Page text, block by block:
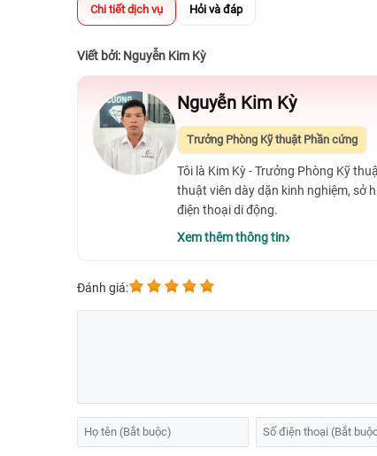
Chi tiết dịch vụ Hỏi và đáp
Viết bởi: Nguyễn Kim Kỳ
Nguyễn Kim Kỳ
Trưởng Phòng Kỹ thuật Phần cứng
Tôi là Kim Kỳ - Trưởng Phòng Kỹ
thuật viên dày dặn kinh nghiệm, sở
điện thoại di động.
Xem thêm thông tin
Đánh giá: